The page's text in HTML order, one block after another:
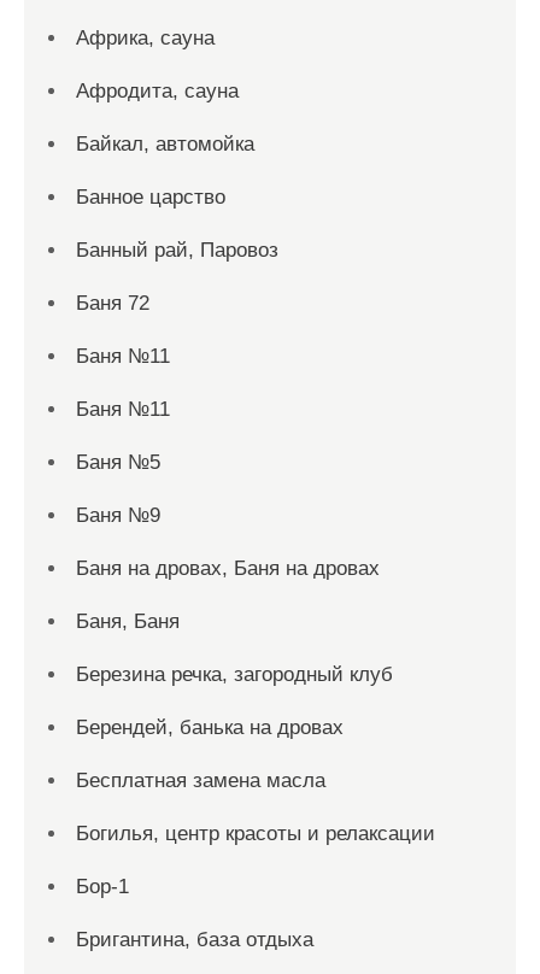
Африка, сауна
Афродита, сауна
Байкал, автомойка
Банное царство
Банный рай, Паровоз
Баня 72
Баня №11
Баня №11
Баня №5
Баня №9
Баня на дровах, Баня на дровах
Баня, Баня
Березина речка, загородный клуб
Берендей, банька на дровах
Бесплатная замена масла
Богилья, центр красоты и релаксации
Бор-1
Бригантина, база отдыха